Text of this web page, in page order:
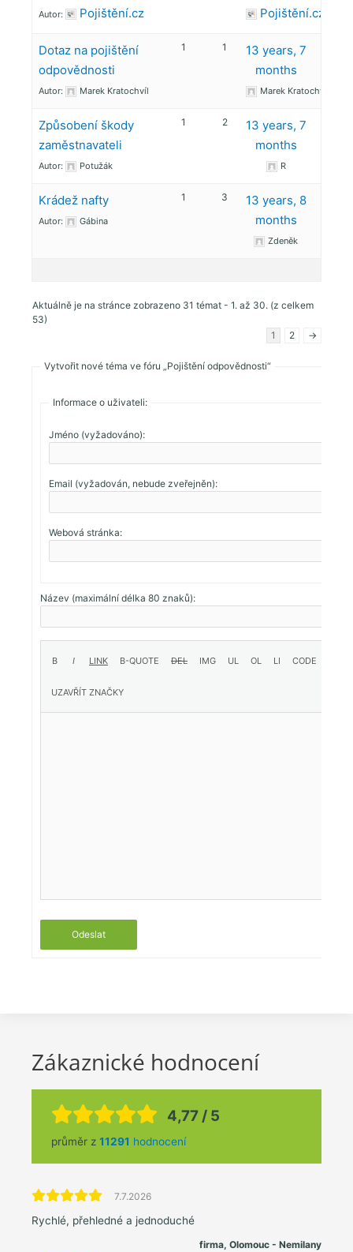
Autor: Pojištění.cz Pojištění.cz
Dotaz na pojištění
odpovědnosti
Autor: Marek Kratochvíl
1 1
13 years, 7
months
Marek Kratochvíl
Způsobení škody
zaměstnavateli
Autor: Potužák
1 2
13 years, 7
months
R
Krádež nafty
Autor: Gábina
1 3
13 years, 8
months
Zdeněk
Aktuálně je na stránce zobrazeno 31 témat - 1. až 30. (z celkem
53)
1
2 →
Vytvořit nové téma ve fóru „Pojištění odpovědnosti“
Informace o uživateli:
Jméno (vyžadováno):
Email (vyžadován, nebude zveřejněn):
Webová stránka:
Název (maximální délka 80 znaků):
Odeslat
Zákaznické hodnocení
4,77 / 5
průměr z 11291 hodnocení
7.7.2026
Rychlé, přehledné a jednoduché
firma, Olomouc - Nemilany